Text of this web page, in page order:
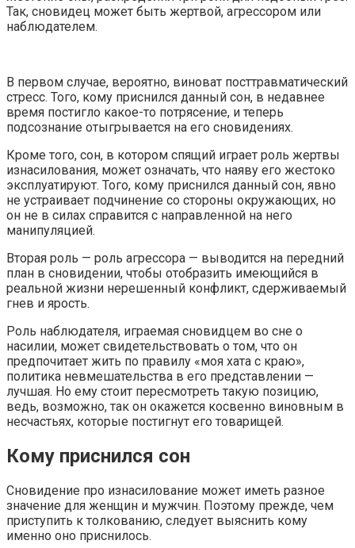
Так, сновидец может быть жертвой, агрессором или
наблюдателем.
В первом случае, вероятно, виноват посттравматический
стресс. Того, кому приснился данный сон, в недавнее
время постигло какое-то потрясение, и теперь
подсознание отыгрывается на его сновидениях.
Кроме того, сон, в котором спящий играет роль жертвы
изнасилования, может означать, что наяву его жестоко
эксплуатируют. Того, кому приснился данный сон, явно
не устраивает подчинение со стороны окружающих, но
он не в силах справится с направленной на него
манипуляцией.
Вторая роль — роль агрессора — выводится на передний
план в сновидении, чтобы отобразить имеющийся в
реальной жизни нерешенный конфликт, сдерживаемый
гнев и ярость.
Роль наблюдателя, играемая сновидцем во сне о
насилии, может свидетельствовать о том, что он
предпочитает жить по правилу «моя хата с краю»,
политика невмешательства в его представлении —
лучшая. Но ему стоит пересмотреть такую позицию,
ведь, возможно, так он окажется косвенно виновным в
несчастьях, которые постигнут его товарищей.
Кому приснился сон
Сновидение про изнасилование может иметь разное
значение для женщин и мужчин. Поэтому прежде, чем
приступить к толкованию, следует выяснить кому
именно оно приснилось.